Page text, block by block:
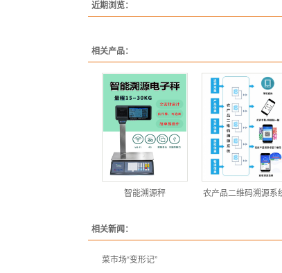
近期浏览：
相关产品：
智能溯源秤 农产品二维码溯源系
相关新闻：
菜市场“变形记”